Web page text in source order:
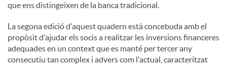
n
g
que ens distingeixen de la banca tradicional.
La segona edició d'aquest quadern està concebuda amb el
propòsit d'ajudar els socis a realitzar les inversions financeres
adequades en un context que es manté per tercer any
consecutiu tan complex i advers com l'actual, caracteritzat